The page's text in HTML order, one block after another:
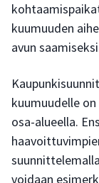
kuumuuden
avun
kuumuudelle
osa-alueella.
voidaan